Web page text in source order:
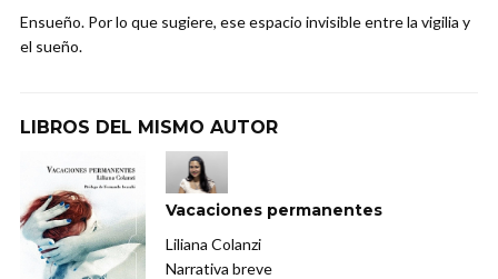
Ensueño. Por lo que sugiere, ese espacio invisible entre la vigilia y
el sueño.
LIBROS DEL MISMO AUTOR
Vacaciones permanentes
Liliana Colanzi
Narrativa breve